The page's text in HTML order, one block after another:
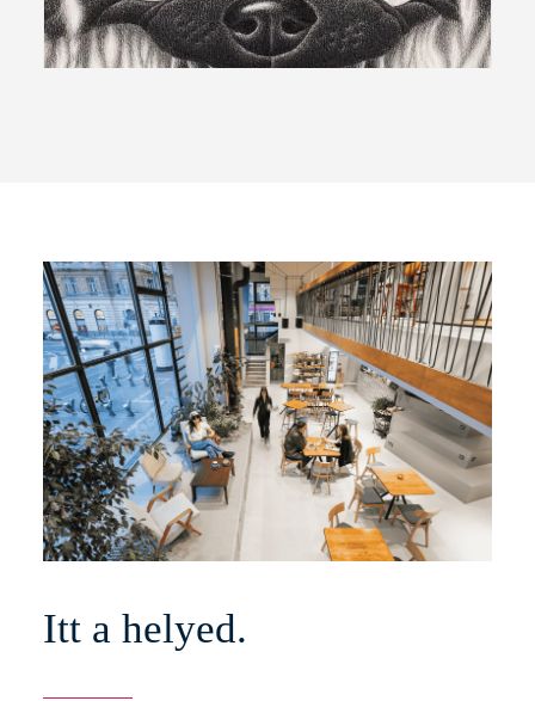
2026-06-23
Burning Time │ Gallov
Péter egyéni kiállítása
Gallov Péter egyéni kiállítása │ 🔥Megnyitó:
2026.07.09. 18:30
Itt a helyed.